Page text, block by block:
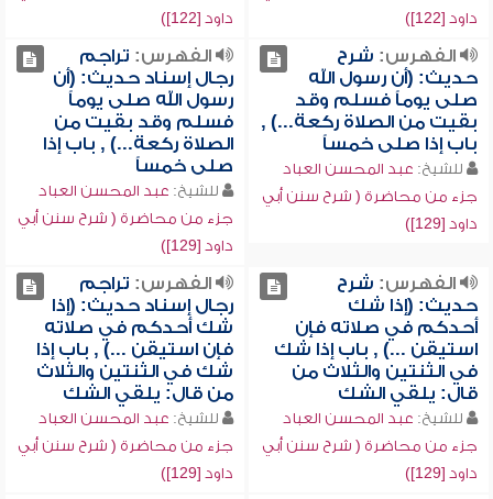
داود [122])
داود [122])
الفهرس: شرح
حديث: (أن رسول الله
صلى يوماً فسلم وقد
بقيت من الصلاة ركعة...) ,
باب إذا صلى خمساً
للشيخ: عبد المحسن العباد
جزء من محاضرة ( شرح سنن أبي
داود [129])
الفهرس: تراجم
رجال إسناد حديث: (أن
رسول الله صلى يوماً
فسلم وقد بقيت من
الصلاة ركعة...) , باب إذا
صلى خمساً
للشيخ: عبد المحسن العباد
جزء من محاضرة ( شرح سنن أبي
داود [129])
الفهرس: شرح
حديث: (إذا شك
أحدكم في صلاته فإن
استيقن ...) , باب إذا شك
في الثنتين والثلاث من
قال: يلقي الشك
للشيخ: عبد المحسن العباد
جزء من محاضرة ( شرح سنن أبي
داود [129])
الفهرس: تراجم
رجال إسناد حديث: (إذا
شك أحدكم في صلاته
فإن استيقن ...) , باب إذا
شك في الثنتين والثلاث
من قال: يلقي الشك
للشيخ: عبد المحسن العباد
جزء من محاضرة ( شرح سنن أبي
داود [129])